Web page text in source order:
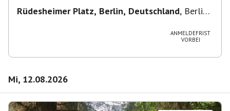
Rüdesheimer Platz, Berlin, Deutschland, Berlin-
ANMELDEFRIST
VORBEI
Mi, 12.08.2026